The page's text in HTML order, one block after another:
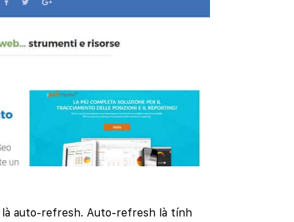
là auto-refresh. Auto-refresh là tính